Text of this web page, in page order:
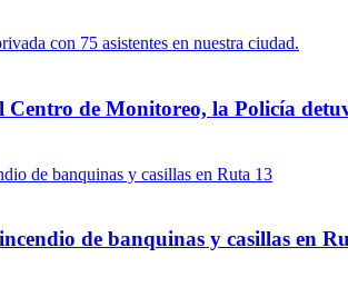
Centro de Monitoreo, la Policía
de banquinas y casillas en